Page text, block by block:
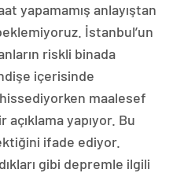
yapamamış anlayıştan
İstanbul’un
riskli binada
içerisinde
hissediyorken maalesef
yapıyor. Bu
ifade ediyor.
gibi depremle ilgili